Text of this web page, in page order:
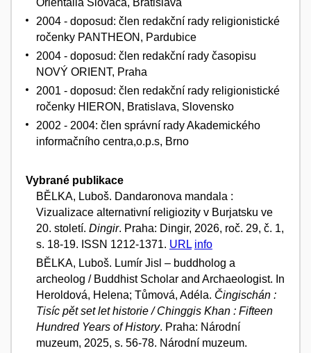
2004 - doposud: člen redakční rady religionistické
ročenky PANTHEON, Pardubice
2004 - doposud: člen redakční rady časopisu
NOVÝ ORIENT, Praha
2001 - doposud: člen redakční rady religionistické
ročenky HIERON, Bratislava, Slovensko
2002 - 2004: člen správní rady Akademického
informačního centra,o.p.s, Brno
Vybrané publikace
BĚLKA, Luboš. Dandaronova mandala :
Vizualizace alternativní religiozity v Burjatsku ve
20. století. Dingir. Praha: Dingir, 2026, roč. 29, č. 1,
s. 18-19. ISSN 1212-1371. URL info
BĚLKA, Luboš. Lumír Jisl – buddholog a
archeolog / Buddhist Scholar and Archaeologist. In
Heroldová, Helena; Tůmová, Adéla. Čingischán :
Tisíc pět set let historie / Chinggis Khan : Fifteen
Hundred Years of History. Praha: Národní
muzeum, 2025, s. 56-78. Národní muzeum.